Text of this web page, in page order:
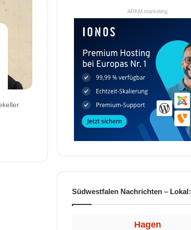
ARKM.marketing
Südwestfalen Nachrichten – Lokal:
Hagen